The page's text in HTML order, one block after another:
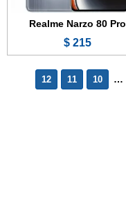
Realme Narzo 80 Pro
215 $
…
10
11
12